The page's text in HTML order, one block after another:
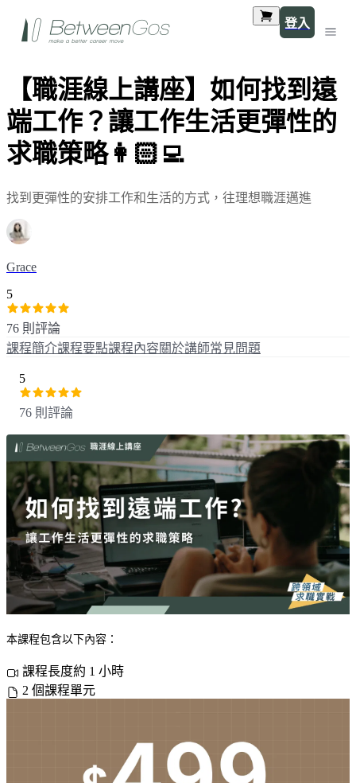
登入
【職涯線上講座】如何找到遠
端工作？讓工作生活更彈性的
求職策略👩🏻‍💻
找到更彈性的安排工作和生活的方式，往理想職涯邁進
Grace
5
76 則評論
課程簡介課程要點課程內容關於講師常見問題
5
76 則評論
本課程包含以下內容：
課程長度約 1 小時
2 個課程單元